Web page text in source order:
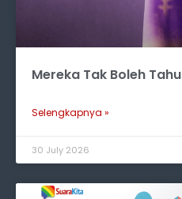
Mereka Tak Boleh Tahu
Selengkapnya »
30 July 2026